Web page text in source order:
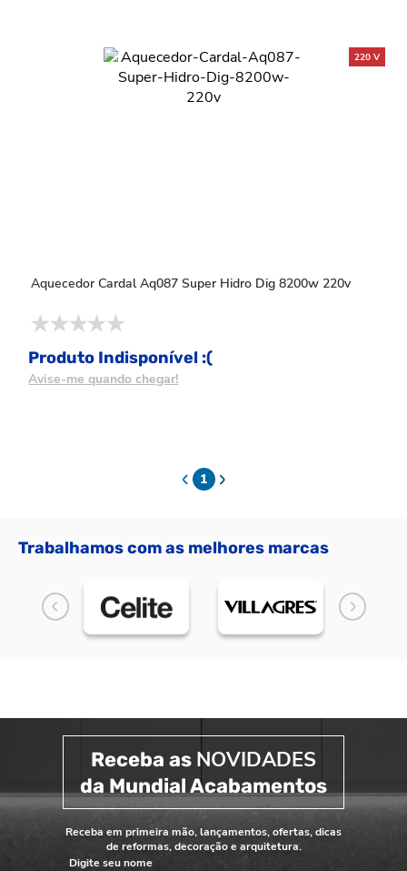
Aquecedor Cardal Aq087 Super Hidro Dig 8200w 220v
Produto Indisponível :(
Avise-me quando chegar!
1
Trabalhamos com as melhores marcas
Receba as NOVIDADES
da Mundial Acabamentos
Receba em primeira mão, lançamentos, ofertas, dicas
de reformas, decoração e arquitetura.
Digite seu nome